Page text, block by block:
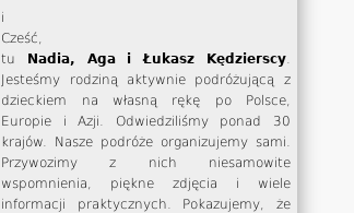
i
Cześć,
tu
Nadia, Aga i Łukasz Kędzierscy.
Jesteśmy rodziną aktywnie podróżującą z
dzieckiem na własną rękę po Polsce,
Europie i Azji. Odwiedziliśmy ponad 30
krajów. Nasze podróże organizujemy sami.
Przywozimy z nich niesamowite
wspomnienia, piękne zdjęcia i wiele
informacji praktycznych. Pokazujemy, że